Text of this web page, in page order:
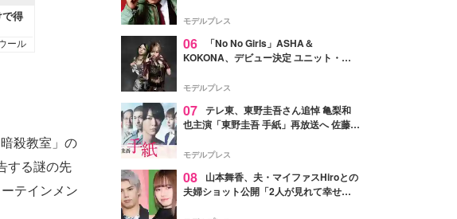
殺教室」の
する謎の先
テインメン
徴する“謎のキーワード”も
モデルプレス
06
「No No Girls」ASHA＆
KOKONA、デビュー決定 ユニット・
リリースへ
モデルプレス
07 テレ東、東野圭吾さん追悼 亀梨和
也主演「東野圭吾 手紙」再放送へ 佐藤隆
モデルプレス
08
山本舞香、夫・マイファスHiroとの
夫婦ショット公開「2人が見れて幸せ」